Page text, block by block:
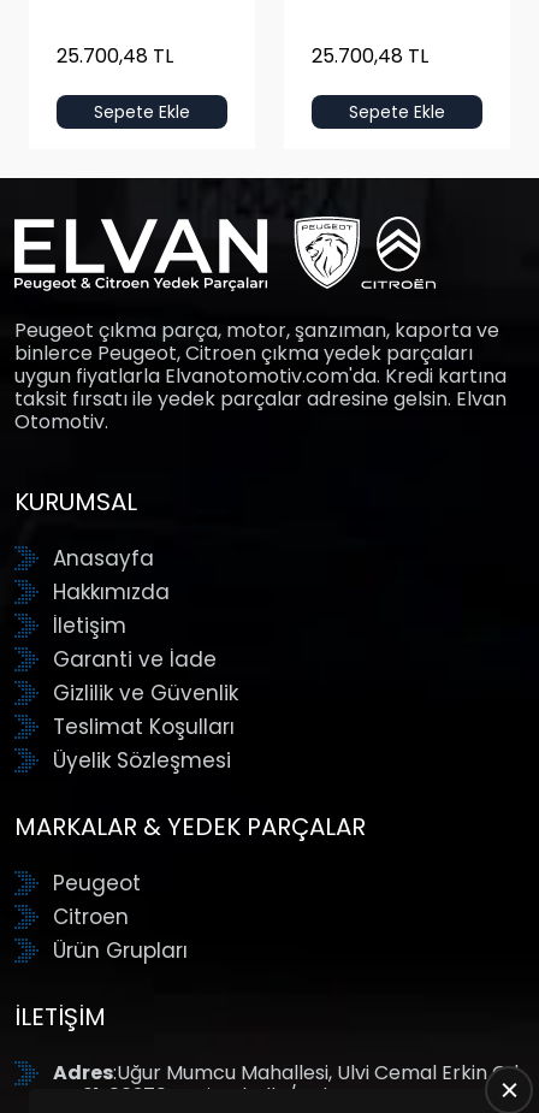
25.700,48 TL
Sepete Ekle
25.700,48 TL
Sepete Ekle
Peugeot çıkma parça, motor, şanzıman, kaporta ve
binlerce Peugeot, Citroen çıkma yedek parçaları
uygun fiyatlarla Elvanotomotiv.com'da. Kredi kartına
taksit fırsatı ile yedek parçalar adresine gelsin. Elvan
Otomotiv.
KURUMSAL
Anasayfa
Hakkımızda
İletişim
Garanti ve İade
Gizlilik ve Güvenlik
Teslimat Koşulları
Üyelik Sözleşmesi
MARKALAR & YEDEK PARÇALAR
Peugeot
Citroen
Ürün Grupları
İLETIŞIM
Adres:Uğur Mumcu Mahallesi, Ulvi Cemal Erkin Cd.
No:61, 06370 Yenimahalle/Ankara